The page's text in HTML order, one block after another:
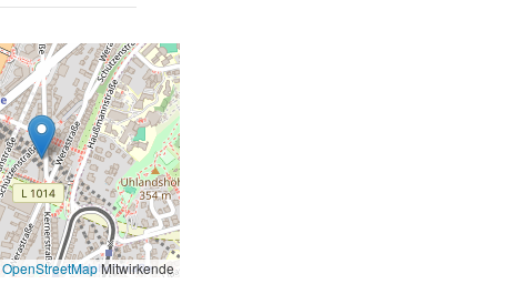
OpenStreetMapMitwirkende